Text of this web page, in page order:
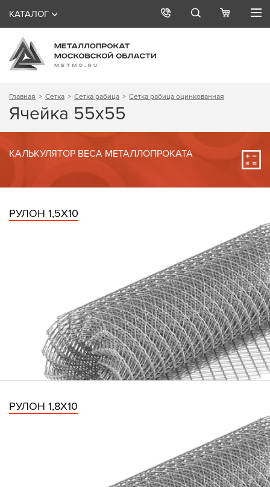
КАТАЛОГ
Главная Сетка Сетка рабица Сетка рабица оцинкованная
Ячейка 55х55
КАЛЬКУЛЯТОР ВЕСА МЕТАЛЛОПРОКАТА
РУЛОН 1,5Х10
РУЛОН 1,8Х10